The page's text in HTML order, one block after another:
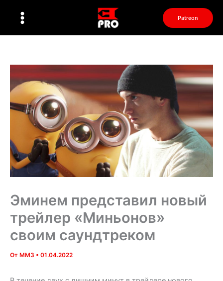
Patreon
Эминем представил новый
трейлер «Миньонов»
своим саундтреком
От MM3 • 01.04.2022